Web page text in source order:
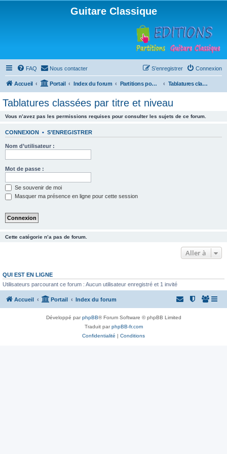
Guitare Classique
FAQ Nous contacter Connexion
S’enregistrer
Accueil Portail Index du forum Partitions pour guitare en libre téléchargement Tablatures classées par titre et niveau
Tablatures classées par titre et niveau
Vous n’avez pas les permissions requises pour consulter les sujets de ce forum.
CONNEXION • S’ENREGISTRER
Nom d’utilisateur :
Mot de passe :
Se souvenir de moi
Masquer ma présence en ligne pour cette session
Cette catégorie n’a pas de forum.
Aller à
QUI EST EN LIGNE
Utilisateurs parcourant ce forum : Aucun utilisateur enregistré et 1 invité
Accueil Portail Index du forum
Développé parphpBB® Forum Software © phpBB Limited
Traduit parphpBB-fr.com
Confidentialité | Conditions